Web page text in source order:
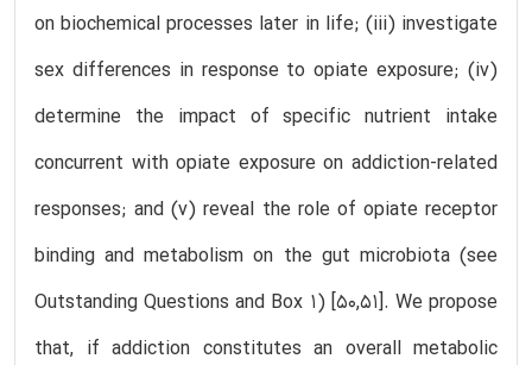
on biochemical processes later in life; (iii) investigate
sex differences in response to opiate exposure; (iv)
determine the impact of specific nutrient intake
concurrent with opiate exposure on addiction-related
responses; and (v) reveal the role of opiate receptor
binding and metabolism on the gut microbiota (see
Outstanding Questions and Box 1) [50,51]. We propose
that, if addiction constitutes an overall metabolic